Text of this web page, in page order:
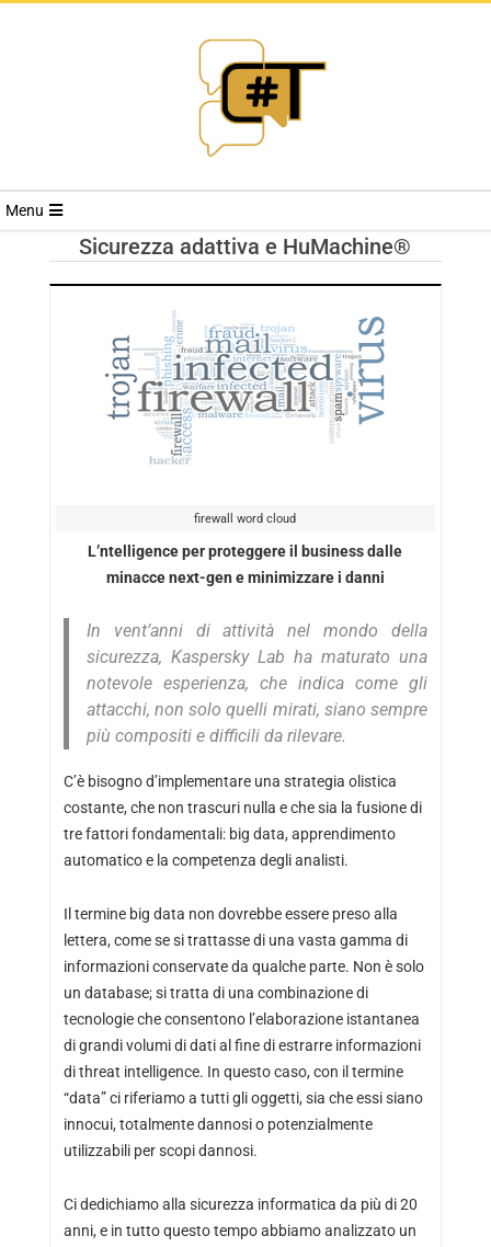
RIVISTA
TRENDS
Menu
Sicurezza adattiva e HuMachine®
firewall word cloud
L’ntelligence per proteggere il business dalle
minacce next-gen e minimizzare i danni
In vent’anni di attività nel mondo della
sicurezza, Kaspersky Lab ha maturato una
notevole esperienza, che indica come gli
attacchi, non solo quelli mirati, siano sempre
più compositi e difficili da rilevare.
C’è bisogno d’implementare una strategia olistica
costante, che non trascuri nulla e che sia la fusione di
tre fattori fondamentali: big data, apprendimento
automatico e la competenza degli analisti.
Il termine big data non dovrebbe essere preso alla
lettera, come se si trattasse di una vasta gamma di
informazioni conservate da qualche parte. Non è solo
un database; si tratta di una combinazione di
tecnologie che consentono l’elaborazione istantanea
di grandi volumi di dati al fine di estrarre informazioni
di threat intelligence. In questo caso, con il termine
“data” ci riferiamo a tutti gli oggetti, sia che essi siano
innocui, totalmente dannosi o potenzialmente
utilizzabili per scopi dannosi.
Ci dedichiamo alla sicurezza informatica da più di 20
anni, e in tutto questo tempo abbiamo analizzato un